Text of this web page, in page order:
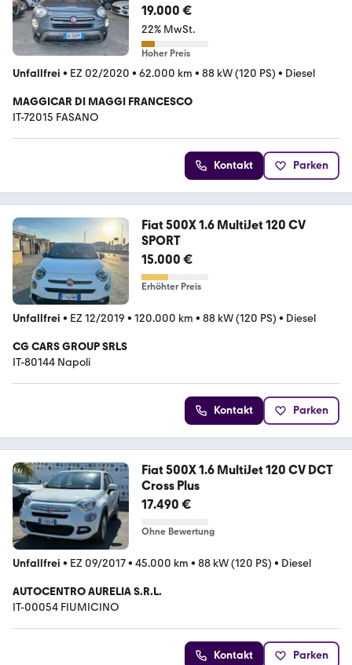
19.000 €
22% MwSt.
Hoher Preis
Unfallfrei • EZ 02/2020 • 62.000 km • 88 kW (120 PS) • Diesel
MAGGICAR DI MAGGI FRANCESCO
IT-72015 FASANO
Kontakt Parken
Fiat 500X 1.6 MultiJet 120 CV
SPORT
15.000 €
Erhöhter Preis
Unfallfrei • EZ 12/2019 • 120.000 km • 88 kW (120 PS) • Diesel
CG CARS GROUP SRLS
IT-80144 Napoli
Kontakt Parken
Fiat 500X 1.6 MultiJet 120 CV DCT
Cross Plus
17.490 €
Ohne Bewertung
Unfallfrei • EZ 09/2017• 45.000 km • 88 kW (120 PS) • Diesel
AUTOCENTRO AURELIA S.R.L.
IT-00054 FIUMICINO
Kontakt Parken